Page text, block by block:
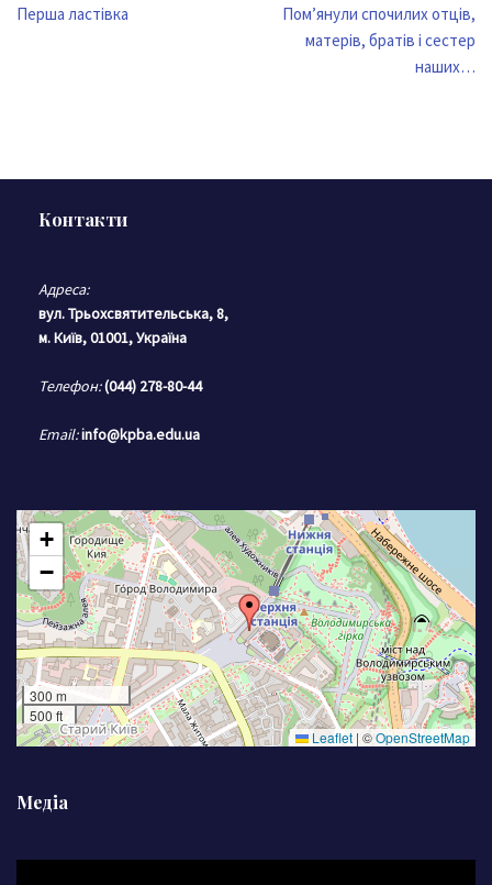
Перша ластівка
Пом’янули спочилих отців,
матерів, братів і сестер
наших…
Контакти
Адреса:
вул. Трьохсвятительська, 8,
м. Київ, 01001, Україна
Телефон:(044) 278-80-44
Email:info@kpba.edu.ua
+
−
300 m
500 ft
Leaflet | ©OpenStreetMap
Медіа